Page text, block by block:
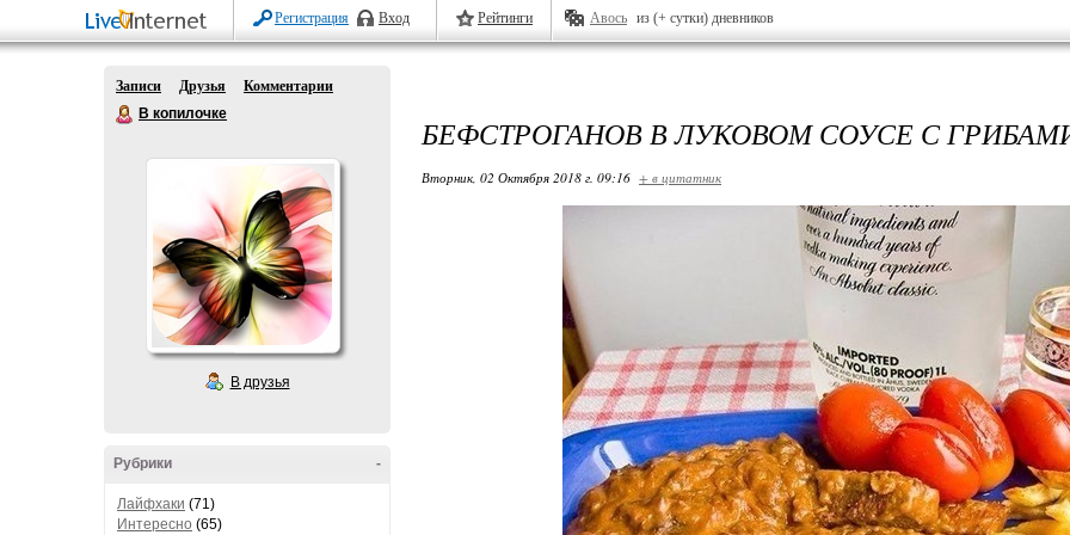
Регистрация Вход Рейтинги Авось из (+ сутки) дневников
Записи Друзья
Комментарии
В копилочке
В друзья
-
Рубрики
Лайфхаки (71)
Интересно (65)
БЕФСТРОГАНОВ В ЛУКОВОМ СОУСЕ С
Вторник, 02 Октября 2018 г. 09:16 + в цитатник